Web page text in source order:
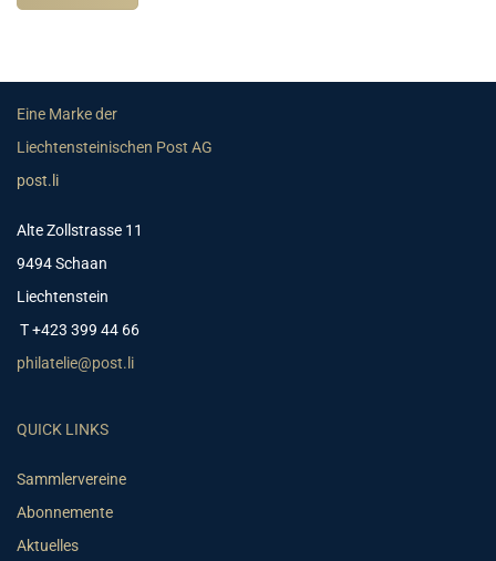
Eine Marke der
Liechtensteinischen Post AG
post.li
Alte Zollstrasse 11
9494 Schaan
Liechtenstein
T +423 399 44 66
philatelie@post.li
QUICK LINKS
Sammlervereine
Abonnemente
Aktuelles